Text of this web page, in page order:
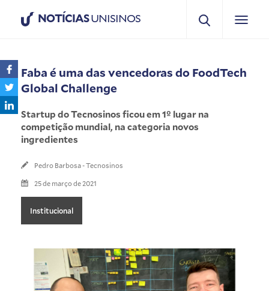
NOTÍCIASUNISINOS
Faba é uma das vencedoras do FoodTech
Global Challenge
Startup do Tecnosinos ficou em 1º lugar na
competição mundial, na categoria novos
ingredientes
Pedro Barbosa - Tecnosinos
25 de março de 2021
Institucional